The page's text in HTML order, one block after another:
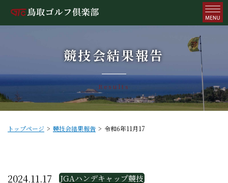
競技会結果報告
Results
トップページ 競技会結果報告 令和6年11月17
2024.11.17 JGAハンデキャップ競技